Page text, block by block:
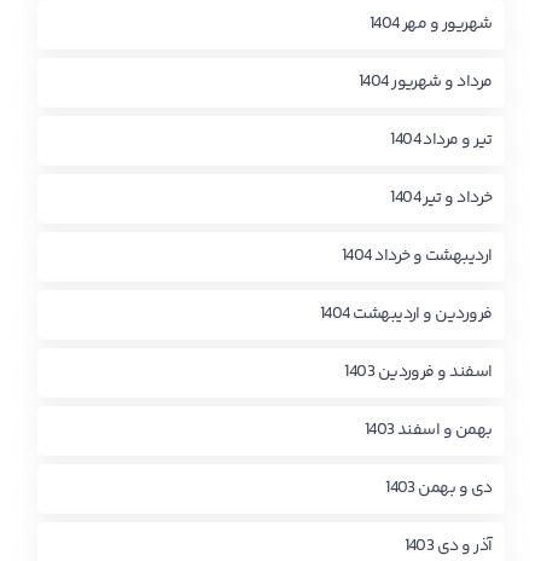
شهریور و مهر 1404
مرداد و شهریور 1404
تیر و مرداد 1404
خرداد و تیر 1404
اردیبهشت و خرداد 1404
فروردین و اردیبهشت 1404
اسفند و فروردین 1403
بهمن و اسفند 1403
دی و بهمن 1403
آذر و دی 1403